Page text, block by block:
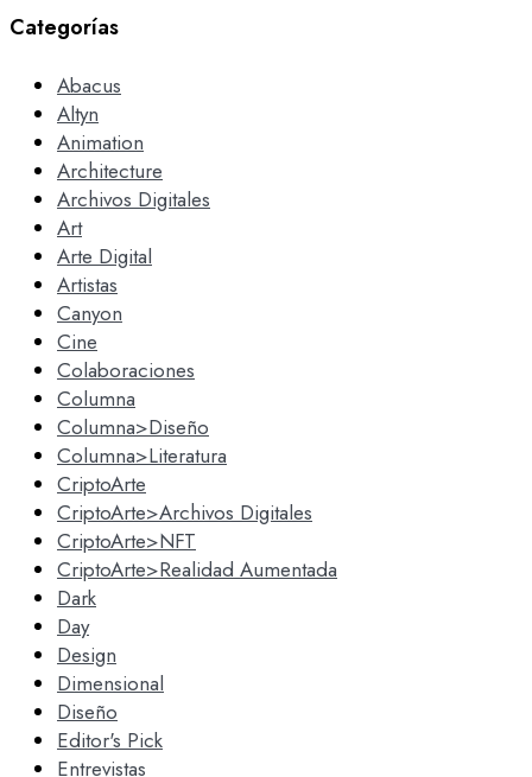
Categorías
Abacus
Altyn
Animation
Architecture
Archivos Digitales
Art
Arte Digital
Artistas
Canyon
Cine
Colaboraciones
Columna
Columna>Diseño
Columna>Literatura
CriptoArte
CriptoArte>Archivos Digitales
CriptoArte>NFT
CriptoArte>Realidad Aumentada
Dark
Day
Design
Dimensional
Diseño
Editor's Pick
Entrevistas